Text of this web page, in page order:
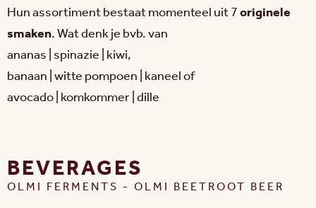
Hun assortiment bestaat momenteel uit 7originele
smaken. Wat denk je bvb. van
ananas | spinazie | kiwi,
banaan | witte pompoen | kaneel of
avocado | komkommer | dille
BEVERAGES
OLMI FERMENTS - OLMI BEETROOT BEER